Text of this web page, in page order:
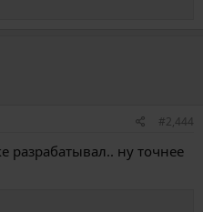
#2,444
разрабатывал.. ну точнее